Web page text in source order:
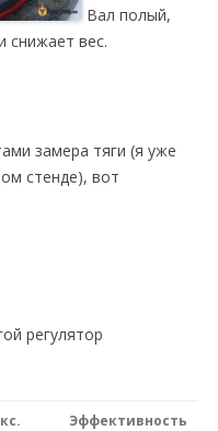
Вал полый,
снижает вес.
замера тяги (я уже
стенде), вот
регулятор
Эффективность